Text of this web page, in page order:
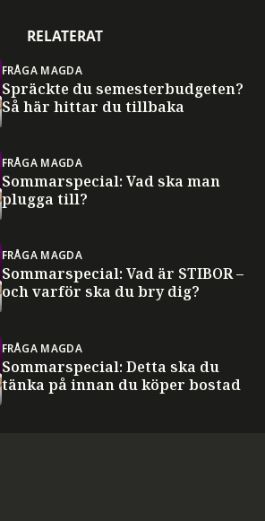
RELATERAT
FRÅGA MAGDA
Spräckte du semesterbudgeten?
Så här hittar du tillbaka
FRÅGA MAGDA
Sommarspecial: Vad ska man
plugga till?
FRÅGA MAGDA
Sommarspecial: Vad är STIBOR –
och varför ska du bry dig?
FRÅGA MAGDA
Sommarspecial: Detta ska du
tänka på innan du köper bostad